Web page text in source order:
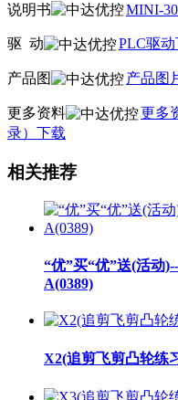
说明书 MINI-
驱 动 PLC驱动
产品图 产品图
更多资料
更多
录）下载
相关推荐
“优”买“优”送(活动
A(0389)
X2(追剪飞剪凸轮练